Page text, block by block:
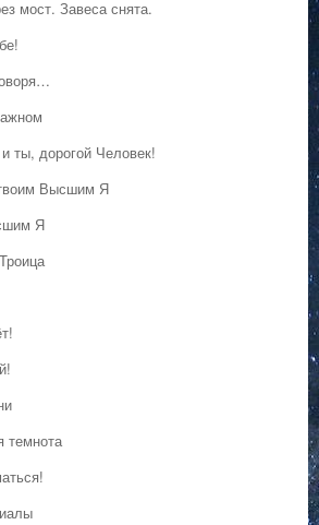
мост. Завеса снята.
ты, дорогой Человек!
Высшим Я
Я
темнота